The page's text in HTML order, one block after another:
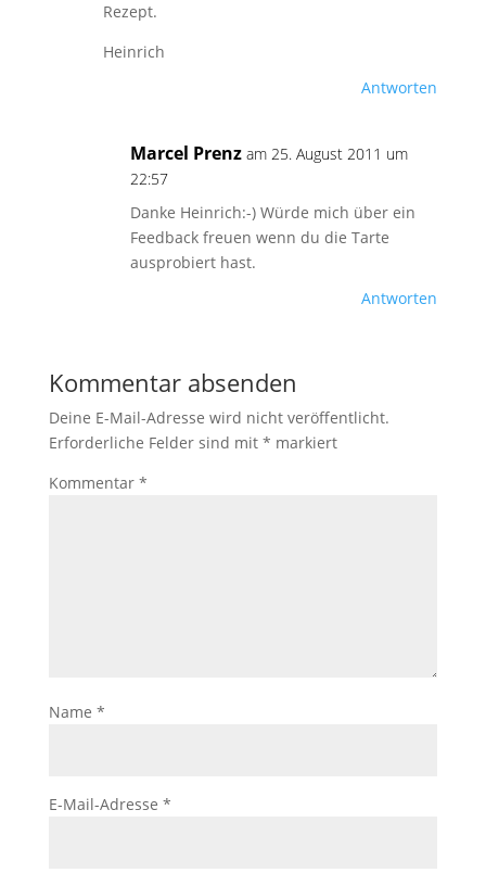
Rezept.
Heinrich
Antworten
Marcel Prenz am 25. August 2011 um
22:57
Danke Heinrich:-) Würde mich über ein
Feedback freuen wenn du die Tarte
ausprobiert hast.
Antworten
Kommentar absenden
Deine E-Mail-Adresse wird nicht veröffentlicht.
Erforderliche Felder sind mit * markiert
Kommentar *
Name *
E-Mail-Adresse *